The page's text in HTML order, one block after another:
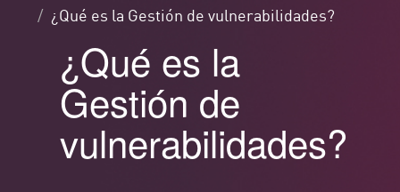
¿Qué es la Gestión de vulnerabilidades?
¿Qué es la
Gestión de
vulnerabilidades?